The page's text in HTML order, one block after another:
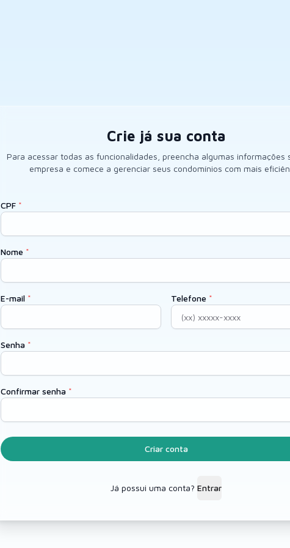
Crie já sua conta
Para acessar todas as funcionalidades, preencha algumas informações
empresa e comece a gerenciar seus condomínios com mais
CPF
Nome
E-mail Telefone
Senha
Confirmar senha
Criar conta
Já possui uma conta? Entrar